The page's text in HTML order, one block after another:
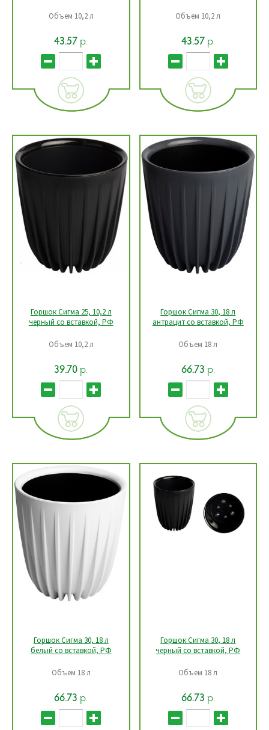
Объем 10,2 л
43.57р.
Объем 10,2 л
43.57р.
Горшок Сигма 25, 10,2 л
черный со вставкой, РФ
Объем 10,2 л
39.70р.
Горшок Сигма 30, 18 л
антрацит со вставкой, РФ
Объем 18 л
66.73 р.
Горшок Сигма 30, 18 л
белый со вставкой, РФ
Объем 18 л
66.73р.
Горшок Сигма 30, 18 л
черный со вставкой, РФ
Объем 18 л
66.73 р.